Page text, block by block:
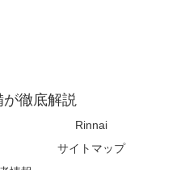
徹底解説
Rinnai
サイトマップ